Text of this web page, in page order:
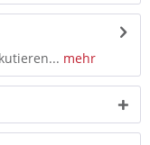
mehr